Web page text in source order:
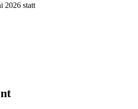
2026 statt